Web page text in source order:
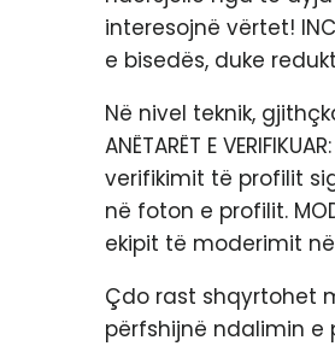
interesojnë vërtet!
e bisedës, duke
Në nivel teknik,
ANËTARËT E
verifikimit të profilit
në foton e profilit.
ekipit të moderimit
Çdo rast shqyrtohet
përfshijnë ndalimin e